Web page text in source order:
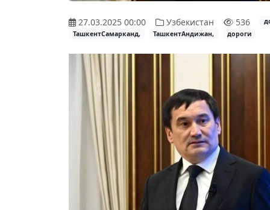
27.03.2025 00:00 Узбекистан 536
ТашкентСамарканд,
ТашкентАндижан, дороги